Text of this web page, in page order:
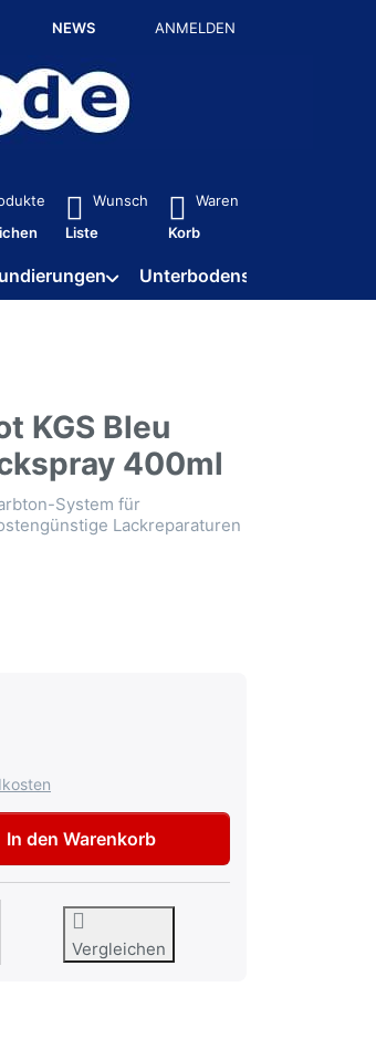
NEWS ANMELDEN
Drücken Sie die Eingabetaste, um alle
Wunsch
Liste
Waren
Korb
Unterbodenschutz / HV
KGS Bleu
400ml
System für
Lackreparaturen
KGS Bleu Ipanema met Lackspray 400ml
In den Warenkorb
Vergleichen